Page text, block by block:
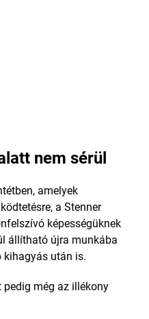
nem sérül
amelyek
a Stenner
képességüknek
állítható újra munkába
kihagyás után is.
pedig még az illékony